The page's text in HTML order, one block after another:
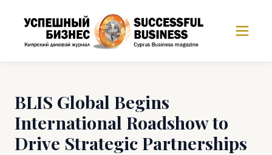
BLIS Global Begins
International Roadshow to
Drive Strategic Partnerships